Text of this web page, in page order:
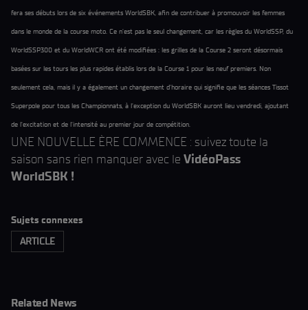
fera ses débuts lors de six événements WorldSBK, afin de contribuer à promouvoir les femmes
dans le monde de la course moto. Ce n'est pas le seul changement, car les règles du WorldSSP, du
WorldSSP300 et du WorldWCR ont été modifiées : les grilles de la Course 2 seront désormais
basées sur les tours les plus rapides établis lors de la Course 1 pour les neuf premiers. Non
seulement cela, mais il y a également un changement d'horaire qui signifie que les séances Tissot
Superpole pour tous les Championnats, à l'exception du WorldSBK auront lieu vendredi, ajoutant
de l'excitation et de l'intensité au premier jour de compétition.
UNE NOUVELLE ÈRE COMMENCE : suivez toute la
saison sans rien manquer avec le VidéoPass
WorldSBK !
Sujets connexes
ARTICLE
Related News